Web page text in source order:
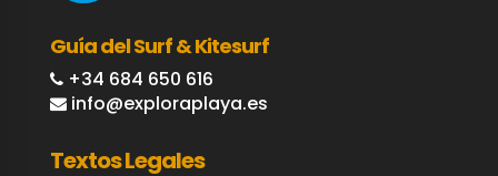
Guía del Surf & Kitesurf
+34 684 650 616
info@exploraplaya.es
Textos Legales